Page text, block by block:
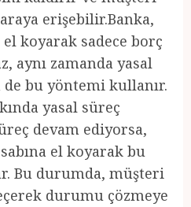
erişebilir.Banka,
koyarak sadece borç
aynı zamanda yasal
bu yöntemi kullanır.
yasal süreç
devam ediyorsa,
el koyarak bu
Bu durumda, müşteri
durumu çözmeye